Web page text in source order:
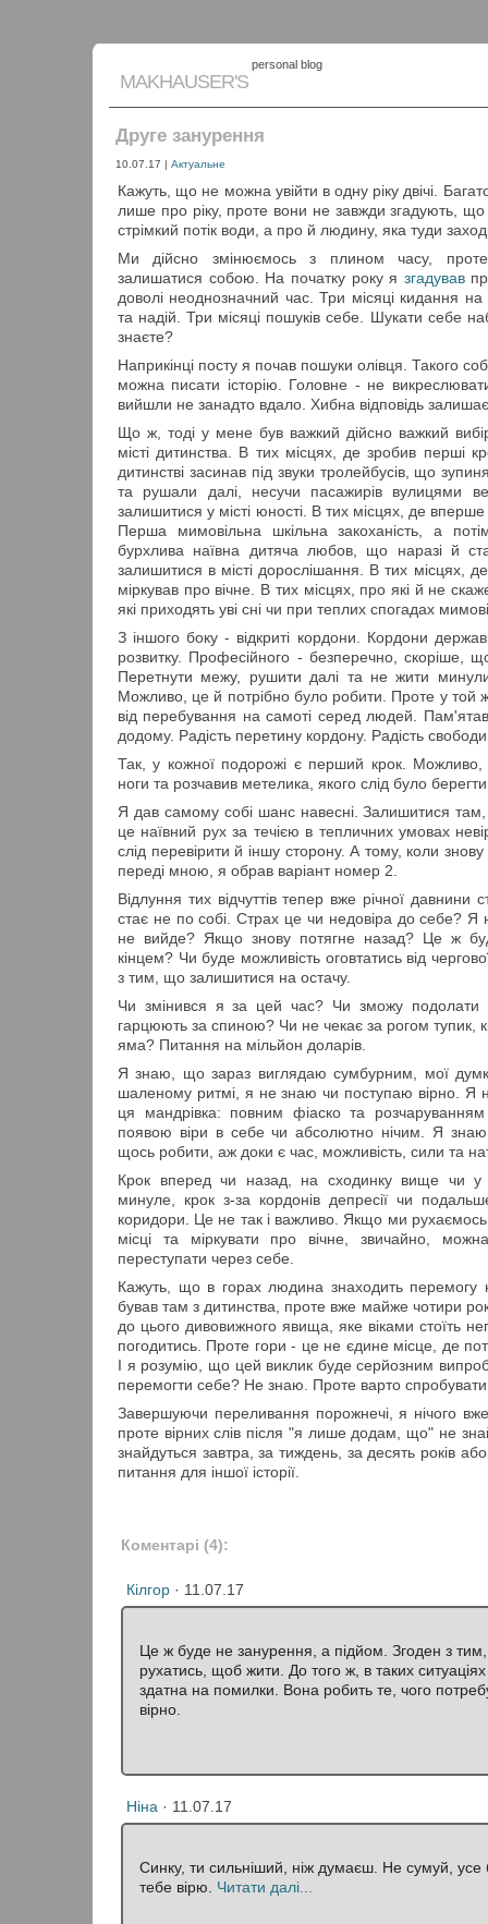
MAKHAUSER'S
personal blog
Друге занурення
10.07.17 | Актуальне
Кажуть, що не можна увійти в одну ріку двічі.
лише про ріку, проте вони не завжди згадують,
стрімкий потік води, а про й людину, яка туди
Ми дійсно змінюємось з плином часу,
залишатися собою. На початку року я згадував
доволі неоднозначний час. Три місяці кидання на
та надій. Три місяці пошуків себе. Шукати себе
знаєте?
Наприкінці посту я почав пошуки олівця. Такого
можна писати історію. Головне - не
вийшли не занадто вдало. Хибна відповідь
Що ж, тоді у мене був важкий дійсно важкий
місті дитинства. В тих місцях, де зробив перші
дитинстві засинав під звуки тролейбусів, що
та рушали далі, несучи пасажирів вулицями
залишитися у місті юності. В тих місцях, де вперше
Перша мимовільна шкільна закоханість, а
бурхлива наївна дитяча любов, що наразі й
залишитися в місті дорослішання. В тих місцях,
міркував про вічне. В тих місцях, про які й не
які приходять уві сні чи при теплих спогадах
З іншого боку - відкриті кордони. Кордони
розвитку. Професійного - безперечно, скоріше,
Перетнути межу, рушити далі та не жити
Можливо, це й потрібно було робити. Проте у той
від перебування на самоті серед людей.
додому. Радість перетину кордону. Радість
Так, у кожної подорожі є перший крок. Можливо,
ноги та розчавив метелика, якого слід було
Я дав самому собі шанс навесні. Залишитися
це наївний рух за течією в тепличних умовах
слід перевірити й іншу сторону. А тому, коли
переді мною, я обрав варіант номер 2.
Відлуння тих відчуттів тепер вже річної давнини
стає не по собі. Страх це чи недовіра до себе?
не вийде? Якщо знову потягне назад? Це ж
кінцем? Чи буде можливість оговтатись від
з тим, що залишитися на остачу.
Чи змінився я за цей час? Чи зможу подолати
гарцюють за спиною? Чи не чекає за рогом тупик,
яма? Питання на мільйон доларів.
Я знаю, що зараз виглядаю сумбурним, мої
шаленому ритмі, я не знаю чи поступаю вірно. Я
ця мандрівка: повним фіаско та
появою віри в себе чи абсолютно нічим. Я
щось робити, аж доки є час, можливість, сили та
Крок вперед чи назад, на сходинку вище чи у
минуле, крок з-за кордонів депресії чи
коридори. Це не так і важливо. Якщо ми
місці та міркувати про вічне, звичайно,
переступати через себе.
Кажуть, що в горах людина знаходить
бував там з дитинства, проте вже майже чотири
до цього дивовижного явища, яке віками стоїть
погодитись. Проте гори - це не єдине місце, де
І я розумію, що цей виклик буде серйозним
перемогти себе? Не знаю. Проте варто
Завершуючи переливання порожнечі, я нічого
проте вірних слів після "я лише додам, що" не
знайдуться завтра, за тиждень, за десять років
питання для іншої історії.
Коментарі (4):
Кілгор · 11.07.17
Це ж буде не занурення, а підйом. Згоден з
рухатись, щоб жити. До того ж, в таких
здатна на помилки. Вона робить те, чого
вірно.
Ніна · 11.07.17
Синку, ти сильніший, ніж думаєш. Не сумуй, усе
тебе вірю. Читати далі...